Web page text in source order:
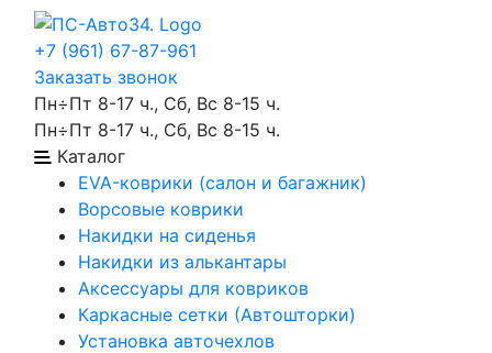
+7 (961) 67-87-961
Заказать звонок
Пн÷Пт 8-17 ч., Сб, Вс 8-15 ч.
Пн÷Пт 8-17 ч., Сб, Вс 8-15 ч.
Каталог
EVA-коврики (салон и багажник)
Ворсовые коврики
Накидки на сиденья
Накидки из алькантары
Аксессуары для ковриков
Каркасные сетки (Автошторки)
Установка авточехлов